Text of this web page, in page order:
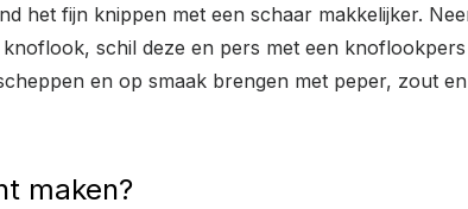
het fijn knippen met een schaar makkelijker.
schil deze en pers met een
en op smaak brengen met peper, zout
maken?